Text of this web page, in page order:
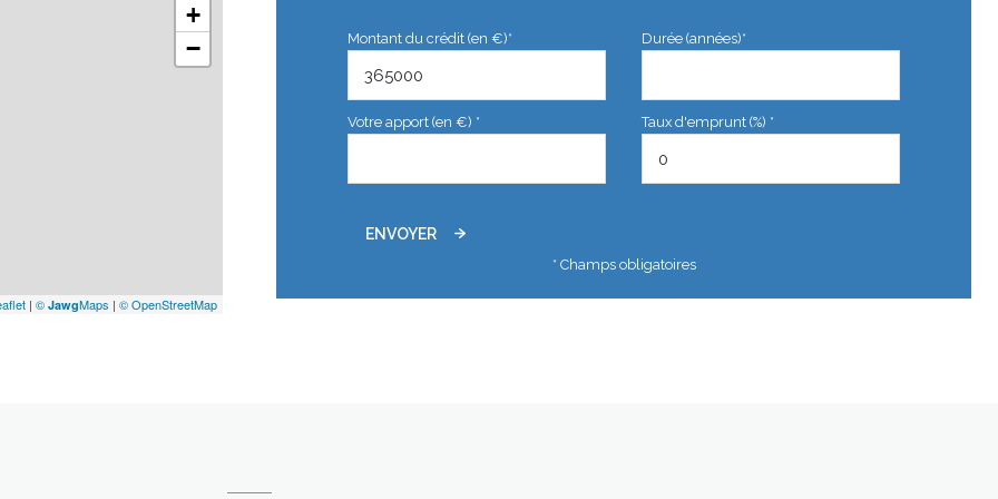
+
−
| © JawgMaps | © OpenStreetMap
Montant du crédit (en €)* Durée (années)*
Votre apport (en €) * Taux d'emprunt (%) *
ENVOYER
* Champs obligatoires